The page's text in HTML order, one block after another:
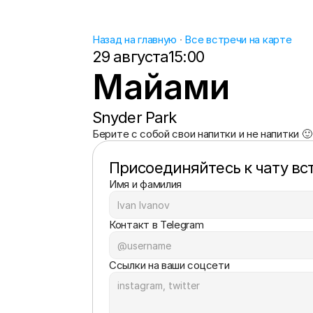
Назад на главную · Все встречи на карте
29 августа15:00
Майами
Snyder Park
Берите с собой свои напитки и не напитки 🙂
Присоединяйтесь к чату
Имя и фамилия
Контакт в Telegram
Ссылки на ваши соцсети